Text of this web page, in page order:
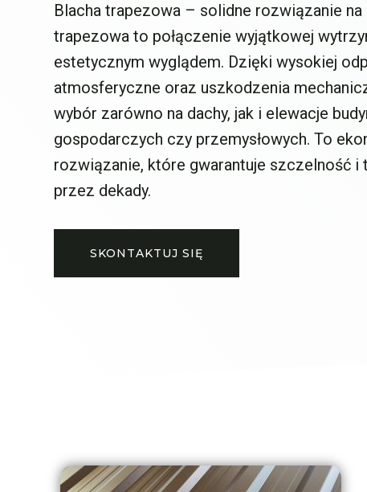
Blacha trapezowa – solidne rozwiązanie na
trapezowa to połączenie wyjątkowej
estetycznym wyglądem. Dzięki wysokiej
atmosferyczne oraz uszkodzenia
wybór zarówno na dachy, jak i elewacje
gospodarczych czy przemysłowych. To
rozwiązanie, które gwarantuje szczelność i
przez dekady.
SKONTAKTUJ SIĘ